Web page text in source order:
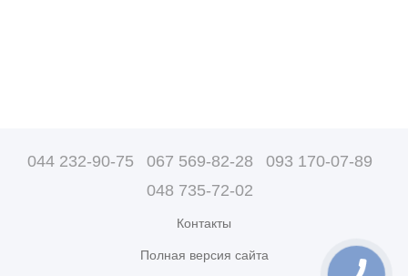
044 232-90-75 067 569-82-28
093 170-07-89
048 735-72-02
Контакты
Полная версия сайта